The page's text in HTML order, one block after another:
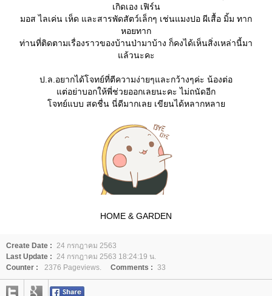
เกิดเอง เฟิร์น
มอส ไลเค่น เห็ด และสารพัดสัตว์เล็กๆ เช่นแมงปอ ผีเสื้อ มิ้ม ทาก
หอยทาก
ท่านที่ติดตามเรื่องราวของบ้านป่ามาบ้าง ก็คงได้เห็นสิ่งเหล่านี้มา
ล้วนะคะ
ป.ล.อยากได้โจทย์ที่ตีความง่ายๆและกว้างๆค่ะ น้องต่อ
ต่อย่าบอกให้พี่ช่วยออกเลยนะคะ ไม่ถนัดอีก
จทย์แบบ สดชื่น นี่ดีมากเลย เขียนได้หลากหลา
HOME & GARDEN
Create Date : 24 กรกฎาคม 2563
Last Update : 24 กรกฎาคม 2563 18:24:19 น.
Counter :
2376 Pageviews. Comments : 33